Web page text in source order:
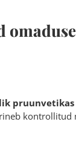
pruunvetikas